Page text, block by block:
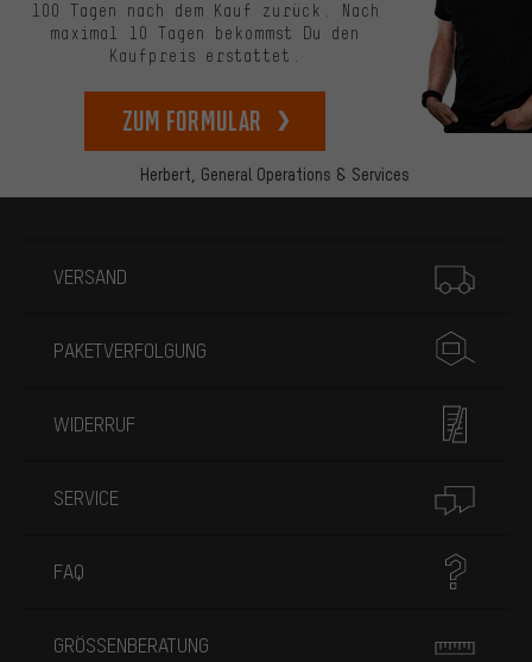
Herbert, General Operations & Services
100 Tagen nach dem Kauf zurück. Nach
maximal 10 Tagen bekommst Du den
Kaufpreis erstattet.
zum Formular
VERSAND
PAKETVERFOLGUNG
WIDERRUF
SERVICE
FAQ
GRÖSSENBERATUNG